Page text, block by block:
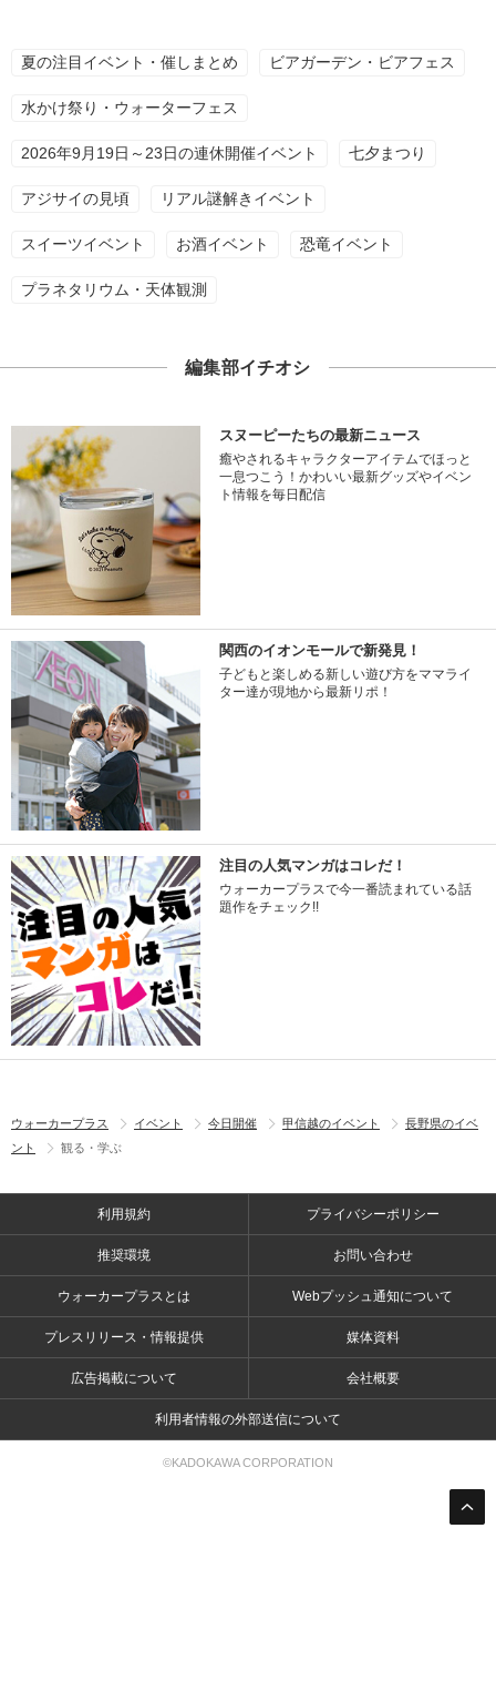
夏の注目イベント・催しまとめ ビアガーデン・ビアフェス
水かけ祭り・ウォーターフェス
2026年9月19日～23日の連休開催イベント 七夕まつり
アジサイの見頃 リアル謎解きイベント
スイーツイベント お酒イベント 恐竜イベント
プラネタリウム・天体観測
編集部イチオシ
スヌーピーたちの最新ニュース
癒やされるキャラクターアイテムでほっと
一息つこう！かわいい最新グッズやイベン
ト情報を毎日配信
関西のイオンモールで新発見！
子どもと楽しめる新しい遊び方をママライ
ター達が現地から最新リポ！
注目の人気マンガはコレだ！
ウォーカープラスで今一番読まれている話
題作をチェック!!
ウォーカープラス イベント 今日開催 甲信越のイベント
長野県のイベ
ント
観る・学ぶ
利用規約 プライバシーポリシー
推奨環境 お問い合わせ
ウォーカープラスとは Webプッシュ通知について
プレスリリース・情報提供 媒体資料
広告掲載について 会社概要
利用者情報の外部送信について
©KADOKAWA CORPORATION